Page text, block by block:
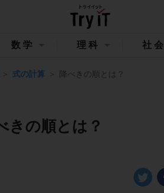
数学 理科 社会
式の計算 降べきの順とは？
きの順とは？